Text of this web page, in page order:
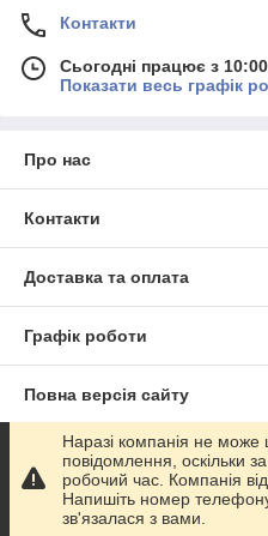
Контакти
Сьогодні працює з
Показати весь графік
Про нас
Контакти
Доставка та оплата
Графік роботи
Повна версія сайту
Сайт створено на
Політика конфіденційності
Наразі компанія не може
повідомлення, оскільки
робочий час. Компанія
Напишіть номер
зв'язалася з вами.